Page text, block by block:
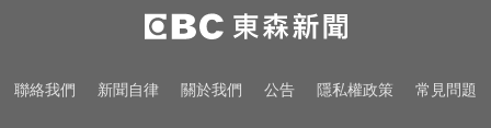
淑麗氣象／白海豚路徑變了！最快
明海警 未來一週降雨熱區曝
環法女子自行車賽爆「胸罩作
聯絡我們 新聞自律 關於我們 公告 隱私權政策 常見問題